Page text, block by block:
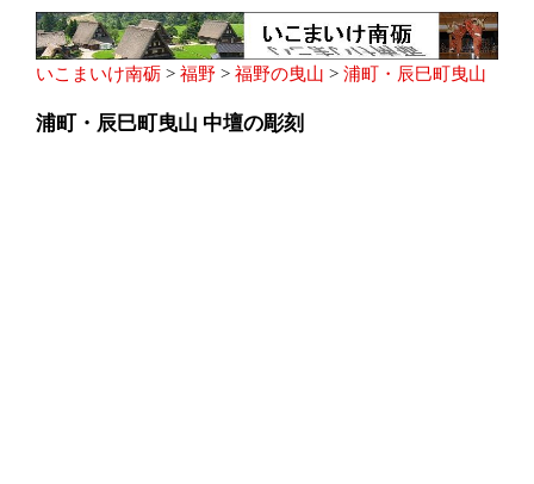
いこまいけ南砺 > 福野 > 福野の曳山 > 浦町・辰巳町曳山
浦町・辰巳町曳山 中壇の彫刻